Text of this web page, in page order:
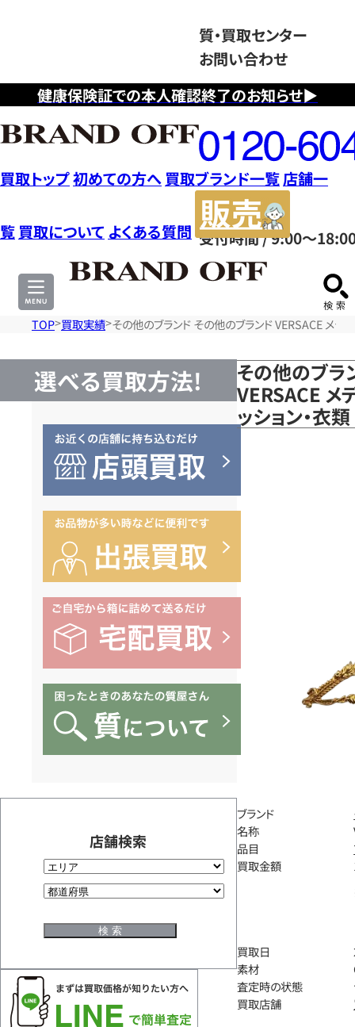
健康保険証での本人確認終了のお知らせ▶
質・買取センター
お問い合わせ
フ
リ
ー
ダ
イ
ヤ
ル
0120604117
受付時間 / 9:00～
買取トップ初めての方へ 買取ブランド一覧店舗一
覧 買取について よくある質問
サ
TOP 買取実績 その他のブランド その他のブランド VERSACE メ
選べる買取方法!
店舗検索
その他のブラ
VERSACE メ
ッション・衣
ブランド
名称
品目
買取金額
買取日
素材
査定時の状態
買取店舗